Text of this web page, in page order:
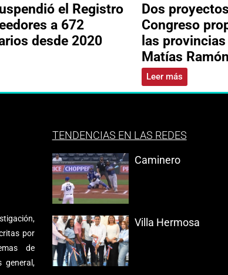
el Registro
a 672
desde 2020
Dos
Congreso
las
Matías
Leer más
por
de
general,
TENDENCIAS EN LAS REDES
Caminero
Villa Hermosa